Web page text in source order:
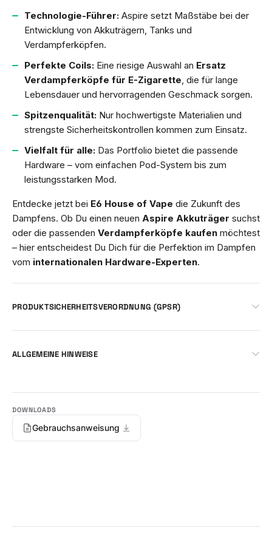
Technologie-Führer: Aspire setzt Maßstäbe bei der
Entwicklung von Akkuträgern, Tanks und
Verdampferköpfen.
Perfekte Coils: Eine riesige Auswahl an Ersatz
Verdampferköpfe für E-Zigarette , die für lange
Lebensdauer und hervorragenden Geschmack sorgen.
Spitzenqualität: Nur hochwertigste Materialien und
strengste Sicherheitskontrollen kommen zum Einsatz.
Vielfalt für alle: Das Portfolio bietet die passende
Hardware – vom einfachen Pod-System bis zum
leistungsstarken Mod.
Entdecke jetzt bei E6 House of Vape die Zukunft des
Dampfens. Ob Du einen neuen Aspire Akkuträger suchst
oder die passenden Verdampferköpfe kaufen möchtest
– hier entscheidest Du Dich für die Perfektion im Dampfen
vom internationalen Hardware-Experten.
PRODUKTSICHERHEITSVERORDNUNG (GPSR)
ALLGEMEINE HINWEISE
Gebrauchsanweisung